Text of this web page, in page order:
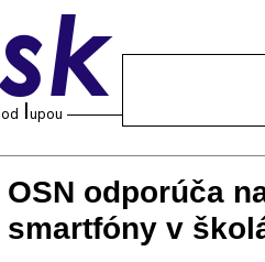
OSN odporúča
smartfóny v